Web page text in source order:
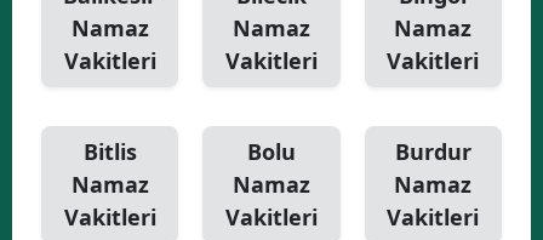
Namaz
Vakitleri
Namaz
Vakitleri
Namaz
Vakitleri
Bitlis
Namaz
Vakitleri
Bolu
Namaz
Vakitleri
Burdur
Namaz
Vakitleri